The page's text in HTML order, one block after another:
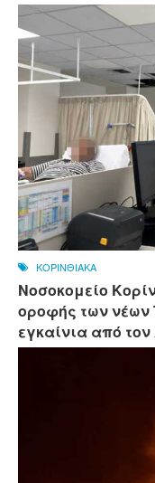
ΚΟΡΙΝΘΙΑΚΑ
Νοσοκομείο
οροφής των νέων
εγκαίνια από